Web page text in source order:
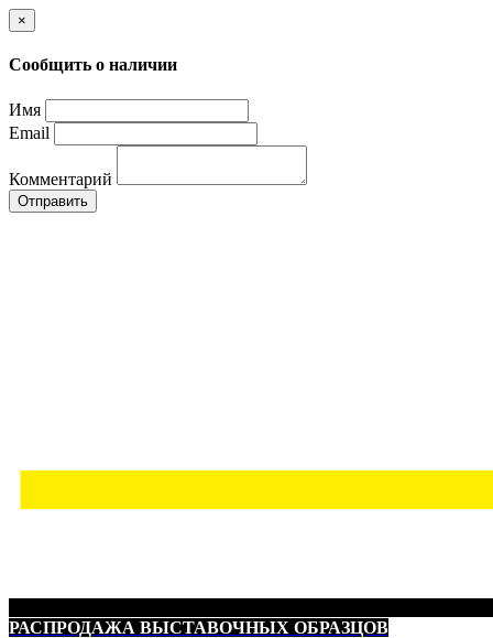
×
Сообщить о наличии
Имя
Email
Комментарий
Отправить
РАСПРОДАЖА ВЫСТАВОЧНЫХ ОБРАЗЦОВ